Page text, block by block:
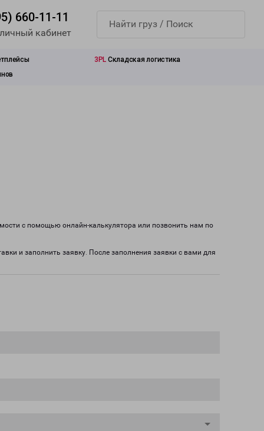
660-11-11
кабинет
3PL Складская логистика
с помощью онлайн-калькулятора или позвонить нам по
и заполнить заявку. После заполнения заявки с вами для